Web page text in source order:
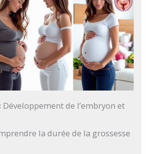
Développement de l’embryon et
la durée de la grossesse